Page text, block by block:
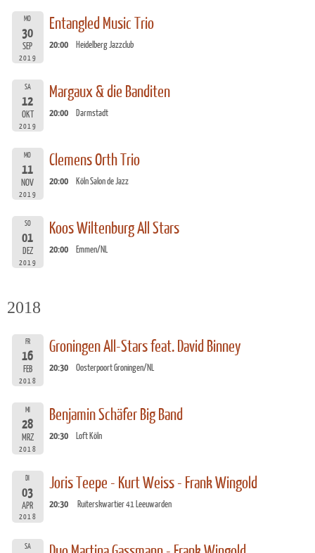
MO
30
SEP
2019
Entangled Music Trio
20:00 Heidelberg Jazzclub
SA
12
OKT
2019
Margaux & die Banditen
20:00 Darmstadt
MO
11
NOV
2019
Clemens Orth Trio
20:00 Köln Salon de Jazz
SO
01
DEZ
2019
Koos Wiltenburg All Stars
20:00 Emmen/NL
2018
FR
16
FEB
2018
Groningen All-Stars feat. David Binney
20:30 Oosterpoort Groningen/NL
MI
28
MRZ
2018
Benjamin Schäfer Big Band
20:30 Loft Köln
DI
03
APR
2018
Joris Teepe - Kurt Weiss - Frank Wingold
20:30 Ruiterskwartier 41 Leeuwarden
SA